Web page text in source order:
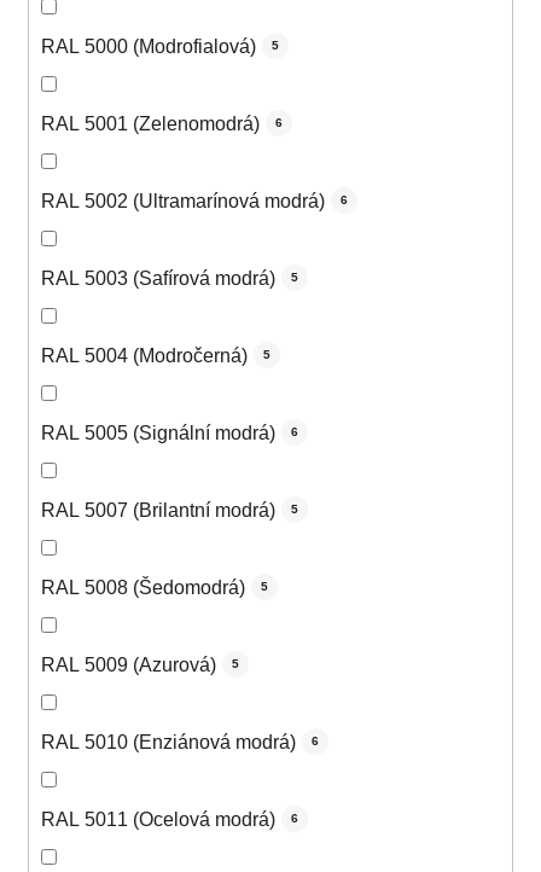
RAL 5000 (Modrofialová) 5
RAL 5001 (Zelenomodrá) 6
RAL 5002 (Ultramarínová modrá) 6
RAL 5003 (Safírová modrá) 5
RAL 5004 (Modročerná) 5
RAL 5005 (Signální modrá) 6
RAL 5007 (Brilantní modrá) 5
RAL 5008 (Šedomodrá) 5
RAL 5009 (Azurová) 5
RAL 5010 (Enziánová modrá) 6
RAL 5011 (Ocelová modrá) 6